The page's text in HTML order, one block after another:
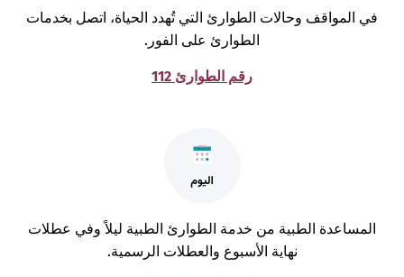
المواقف وحالات الطوارئ التي تُهدد الحياة، اتصل بخدمات
الطوارئ على الفور.
رقم الطوارئ 112
الطبية من خدمة الطوارئ الطبية ليلاً وفي عطلات
نهاية الأسبوع والعطلات الرسمية.